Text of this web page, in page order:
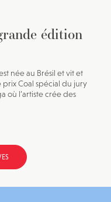
édition
née au Brésil et vit et
prix Coal spécial du jury
où l’artiste crée des